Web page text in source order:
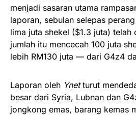
menjadi sasaran utama
laporan, sebulan selepas
lima juta shekel ($1.3 juta) telah
jumlah itu mencecah 100 juta
lebih RM130 juta — dari G4z4
Laporan oleh Ynetturut
besar dari Syria, Lubnan dan
jongkong emas, barang kemas